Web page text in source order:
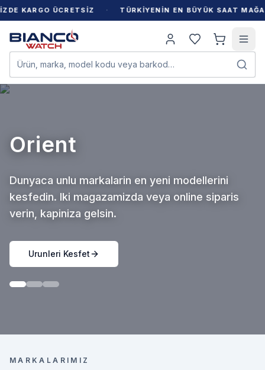
KARGO ÜCRETSİZ · TÜRKİYENİN EN BÜYÜK SAAT
Ürün, marka, model kodu veya barkod…
Seiko
Dunyaca unlu markalarin en yeni modellerini
kesfedin. Iki magazamizda veya online siparis
verin, kapiniza gelsin.
Urunleri Kesfet
MARKALARIMIZ